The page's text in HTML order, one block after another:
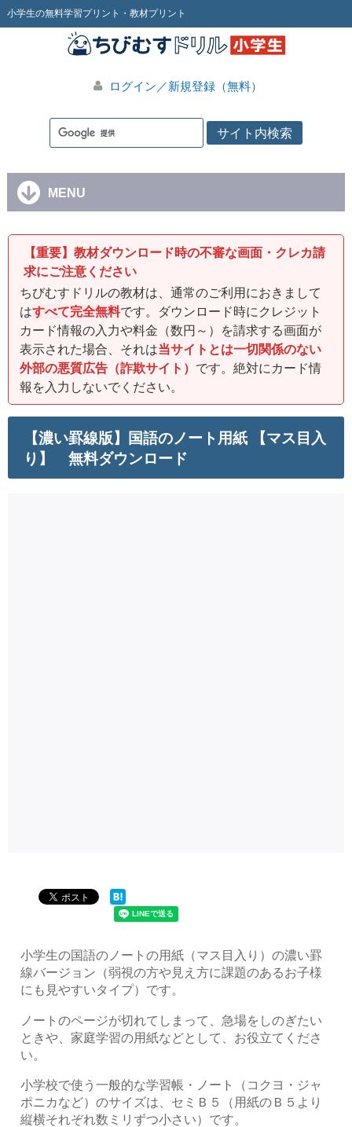
小学生の無料学習プリント・教材プリント
ログイン／新規登録（無料）
MENU
【重要】教材ダウンロード時の不審な画面・クレカ請
求にご注意ください
ちびむすドリルの教材は、通常のご利用におきまして
はすべて完全無料です。ダウンロード時にクレジット
カード情報の入力や料金（数円～）を請求する画面が
表示された場合、それは当サイトとは一切関係のない
外部の悪質広告（詐欺サイト） です。絶対にカード情
報を入力しないでください。
【濃い罫線版】国語のノート用紙 【マス目入
り】 無料ダウンロード
小学生の国語のノートの用紙（マス目入り）の濃い罫
線バージョン（弱視の方や見え方に課題のあるお子様
にも見やすいタイプ）です。
ノートのページが切れてしまって、急場をしのぎたい
ときや、家庭学習の用紙などとして、お役立てくださ
い。
小学校で使う一般的な学習帳・ノート（コクヨ・ジャ
ポニカなど）のサイズは、セミＢ５（用紙のＢ５より
縦横それぞれ数ミリずつ小さい）です。